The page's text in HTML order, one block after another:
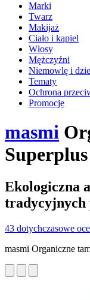
Marki
Twarz
Makijaż
Ciało i kąpiel
Włosy
Mężczyźni
Niemowlę i
Tematy
Ochrona
Promocje
masmi
Ekologiczna
tradycyjnych
43 dotychczasowe
masmi Organiczne